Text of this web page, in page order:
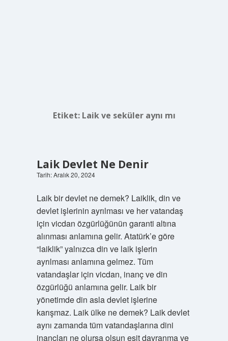
Etiket: Laik ve seküler aynı mı
Laik Devlet Ne Denir
Tarih: Aralık 20, 2024
Laik bir devlet ne demek? Laiklik, din ve
devlet işlerinin ayrılması ve her vatandaş
için vicdan özgürlüğünün garanti altına
alınması anlamına gelir. Atatürk’e göre
“laiklik” yalnızca din ve laik işlerin
ayrılması anlamına gelmez. Tüm
vatandaşlar için vicdan, inanç ve din
özgürlüğü anlamına gelir. Laik bir
yönetimde din asla devlet işlerine
karışmaz. Laik ülke ne demek? Laik devlet
aynı zamanda tüm vatandaşlarına dini
inançları ne olursa olsun eşit davranma ve